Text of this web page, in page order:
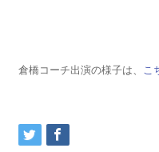
倉橋コーチ出演の様子は、 こ